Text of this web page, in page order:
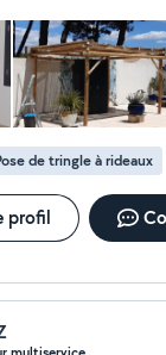
de tringle à rideaux
profil